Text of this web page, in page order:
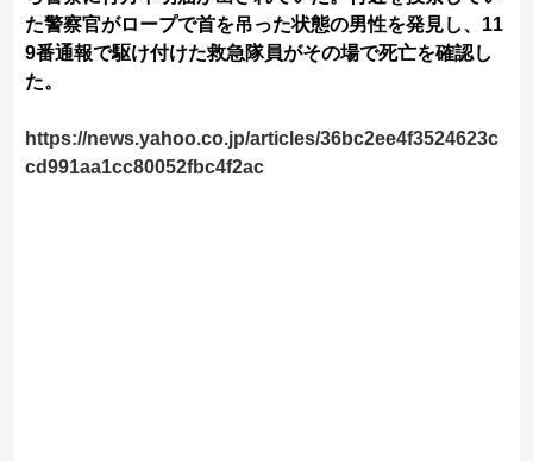
た警察官がロープで首を吊った状態の男性を発見し、11
9番通報で駆け付けた救急隊員がその場で死亡を確認し
た。
https://news.yahoo.co.jp/articles/36bc2ee4f3524623c
cd991aa1cc80052fbc4f2ac